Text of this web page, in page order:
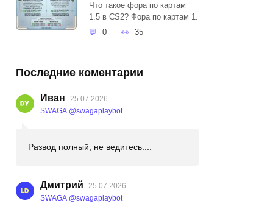
Что такое фора по картам
1.5 в CS2? Фора по картам 1.
0
35
Последние коментарии
Иван
25.07.2026
SWAGA @swagaplaybot
Развод полный, не ведитесь....
Дмитрий
25.07.2026
SWAGA @swagaplaybot